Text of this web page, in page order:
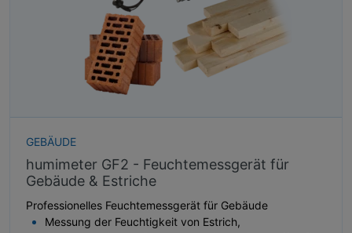
GEBÄUDE
humimeter GF2 - Feuchtemessgerät für
Gebäude & Estriche
Professionelles Feuchtemessgerät für Gebäude
Messung der Feuchtigkeit von Estrich,